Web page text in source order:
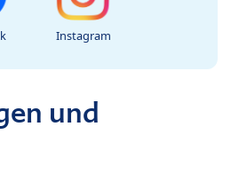
Instagram
und